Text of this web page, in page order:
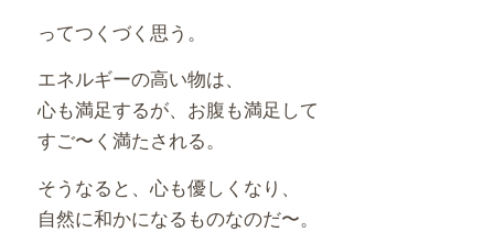
ってつくづく思う。
エネルギーの高い物は、
心も満足するが、お腹も満足して
すご〜く満たされる。
そうなると、心も優しくなり、
自然に和かになるものなのだ〜。